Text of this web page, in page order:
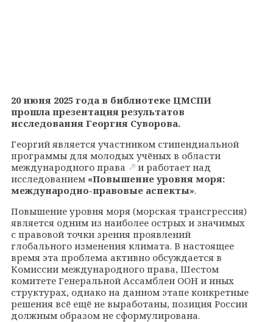
20 июня 2025 года в библиотеке ЦМСПИ
прошла презентация результатов
исследования Георгия Суворова.
Георгий является участником стипендиальной
программы для молодых учёных в области
международного права
и работает над
исследованием «Повышение уровня моря:
международно-правовые аспекты».
Повышение уровня моря (морская трансгрессия)
является одним из наиболее острых и значимых
с правовой точки зрения проявлений
глобального изменения климата. В настоящее
время эта проблема активно обсуждается в
Комиссии международного права, Шестом
комитете Генеральной Ассамблеи ООН и иных
структурах, однако на данном этапе конкретные
решения всё ещё не выработаны, позиция России
должным образом не сформулирована.